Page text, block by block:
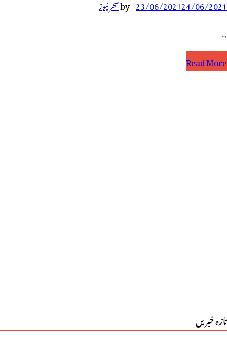
23/06/202124/06/2021
-
byسحر نیوز
…
تانڈور
کو
Read More
تازہ خبریں